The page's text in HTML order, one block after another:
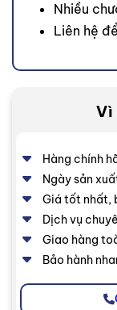
Nhiều
Liên hệ
Vì
Hàng chính
Ngày sản
Giá tốt nhất,
Dịch vụ
Giao hàng
Bảo hành